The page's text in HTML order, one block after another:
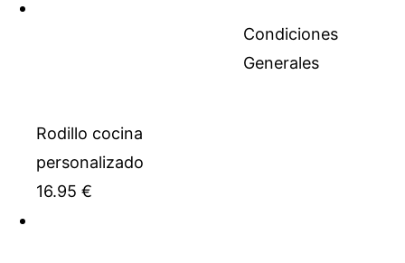
Rodillo cocina
personalizado
16.95 €
Condiciones
Generales